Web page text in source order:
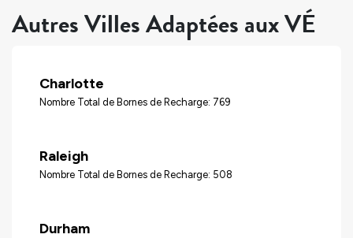
Autres Villes Adaptées aux VÉ
Charlotte
Nombre Total de Bornes de Recharge: 769
Raleigh
Nombre Total de Bornes de Recharge: 508
Durham